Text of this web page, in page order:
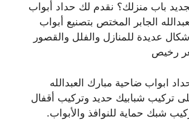
باب منزلك؟ نقدم لك حداد أبواب
الجابر المختص بتصنيع أبواب
عديدة للمنازل والفلل والقصور
رخيص
ابواب ضاحية مبارك العبدالله
تركيب شبابيك حديد وتركيب أقفال
شبك حماية للنوافذ والأبواب.